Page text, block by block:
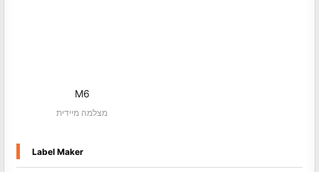
M6
מצלמה מיידית
Label Maker